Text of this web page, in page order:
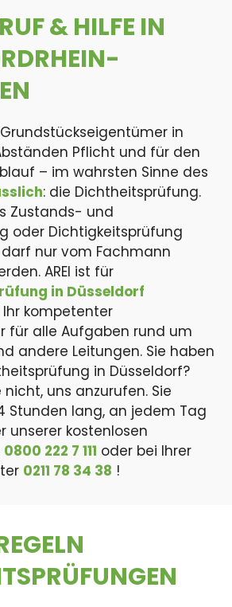
& HILFE IN
in
Pflicht und für den
– im wahrsten Sinne des
: die Dichtheitsprüfung.
Zustands- und
oder Dichtigkeitsprüfung
nur vom Fachmann
AREI ist für
in Düsseldorf
kompetenter
für alle Aufgaben rund um
andere Leitungen. Sie haben
in Düsseldorf?
nicht, uns anzurufen. Sie
Stunden lang, an jedem Tag
unserer kostenlosen
0800 222 7 111 oder bei Ihrer
0211 78 34 38 !